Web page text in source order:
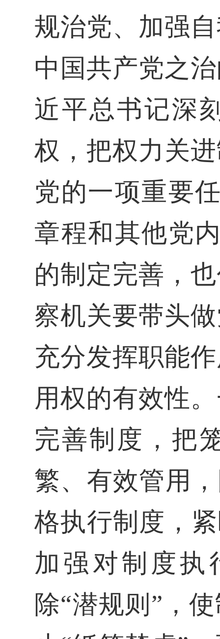
规治党、加强
中国共产党之
近平总书记深
权，把权力关
党的一项重要
章程和其他党
的制定完善，
察机关要带头
充分发挥职能
用权的有效性
完善制度，把
繁、有效管用
格执行制度，
加强对制度执
除“潜规则”，